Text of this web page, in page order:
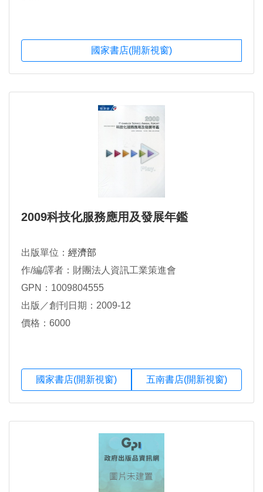
國家書店(開新視窗)
2009科技化服務應用及發展年鑑
出版單位： 經濟部
作/編/譯者：財團法人資訊工業策進會
GPN：1009804555
出版／創刊日期：2009-12
價格：6000
國家書店(開新視窗) 五南書店(開新視窗)